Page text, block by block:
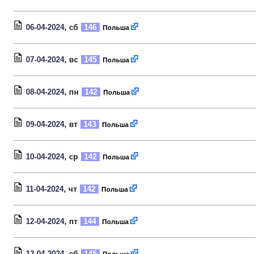
06-04-2024, сб 146 Польша
07-04-2024, вс 145 Польша
08-04-2024, пн 142 Польша
09-04-2024, вт 143 Польша
10-04-2024, ср 142 Польша
11-04-2024, чт 142 Польша
12-04-2024, пт 144 Польша